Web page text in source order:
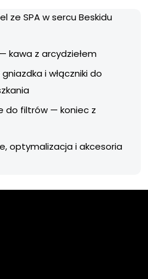
ze SPA w sercu Beskidu
kawa z arcydziełem
i włączniki do
do filtrów — koniec z
optymalizacja i akcesoria